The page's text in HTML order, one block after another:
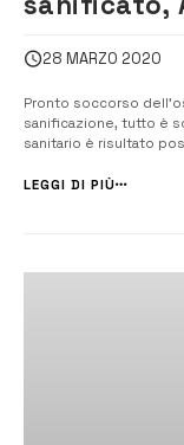
28 MARZO 2020
Pronto soccorso
sanificazione, tutto è
sanitario è risultato
dell’Asp del
LEGGI DI PIÙ